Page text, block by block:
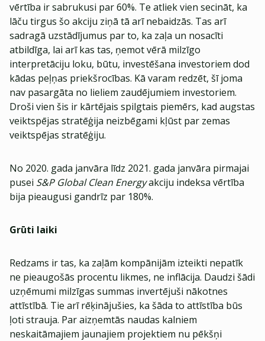
vērtība ir sabrukusi par 60%. Te atliek vien secināt, ka
lāču tirgus šo akciju ziņā tā arī nebaidzās. Tas arī
sadragā uzstādījumus par to, ka zaļa un nosacīti
atbildīga, lai arī kas tas, ņemot vērā milzīgo
interpretāciju loku, būtu, investēšana investoriem dod
kādas peļņas priekšrocības. Kā varam redzēt, šī joma
nav pasargāta no lieliem zaudējumiem investoriem.
Droši vien šis ir kārtējais spilgtais piemērs, kad augstas
veiktspējas stratēģija neizbēgami kļūst par zemas
veiktspējas stratēģiju.
No 2020. gada janvāra līdz 2021. gada janvāra pirmajai
pusei S&P Global Clean Energyakciju indeksa vērtība
bija pieaugusi gandrīz par 180%.
Grūti laiki
Redzams ir tas, ka zaļām kompānijām izteikti nepatīk
ne pieaugošās procentu likmes, ne inflācija. Daudzi šādi
uzņēmumi milzīgas summas invertējuši nākotnes
attīstībā. Tie arī rēķinājušies, ka šāda to attīstība būs
ļoti strauja. Par aizņemtās naudas kalniem
neskaitāmajiem jaunajiem projektiem nu pēkšņi